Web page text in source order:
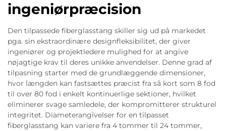
ingeniørpræcision
Den tilpassede fiberglasstang skiller sig ud på markedet
pga. sin ekstraordinære designfleksibilitet, der giver
ingeniører og projektledere mulighed for at angive
nøjagtige krav til deres unikke anvendelser. Denne grad af
tilpasning starter med de grundlæggende dimensioner,
hvor længden kan fastsættes præcist fra så kort som 8 fod
til over 80 fod i enkelt kontinuerlige sektioner, hvilket
eliminerer svage samledele, der kompromitterer strukturel
integritet. Diameterangivelser for en tilpasset
fiberglasstang kan variere fra 4 tommer til 24 tommer,